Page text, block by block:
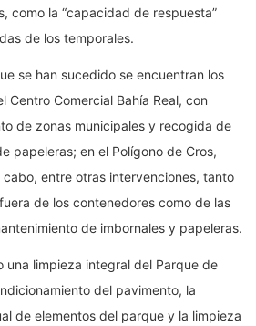
como la “capacidad de respuesta”
de los temporales.
se han sucedido se encuentran los
Centro Comercial Bahía Real, con
de zonas municipales y recogida de
papeleras; en el Polígono de Cros,
entre otras intervenciones, tanto
de los contenedores como de las
de imbornales y papeleras.
una limpieza integral del Parque de
del pavimento, la
de elementos del parque y la limpieza